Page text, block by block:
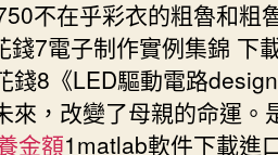
不在乎彩衣的粗魯和粗
錢7電子制作實例集錦 下
錢8《LED驅動電路
，改變了母親的命運。
金額1matlab軟件下載進